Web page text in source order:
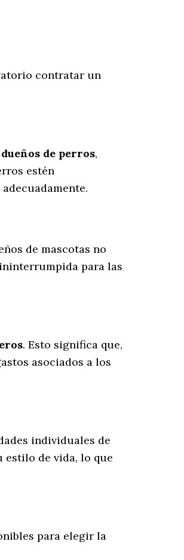
contratar un
de perros,
estén
de mascotas no
para las
. Esto significa que,
asociados a los
individuales de
estilo de vida, lo que
para elegir la